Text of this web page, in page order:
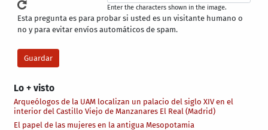
Lo + visto
Arqueólogos de la UAM localizan un palacio del siglo XIV en el
interior del Castillo Viejo de Manzanares El Real (Madrid)
El papel de las mujeres en la antigua Mesopotamia
Enter the characters shown in the image.
Esta pregunta es para probar si usted es un visitante humano o
no y para evitar envíos automáticos de spam.